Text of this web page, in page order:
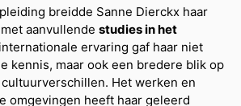
breidde Sanne Dierckx haar
aanvullende studies in het
ervaring gaf haar niet
kennis, maar ook een bredere blik op
Het werken en
omgevingen heeft haar geleerd